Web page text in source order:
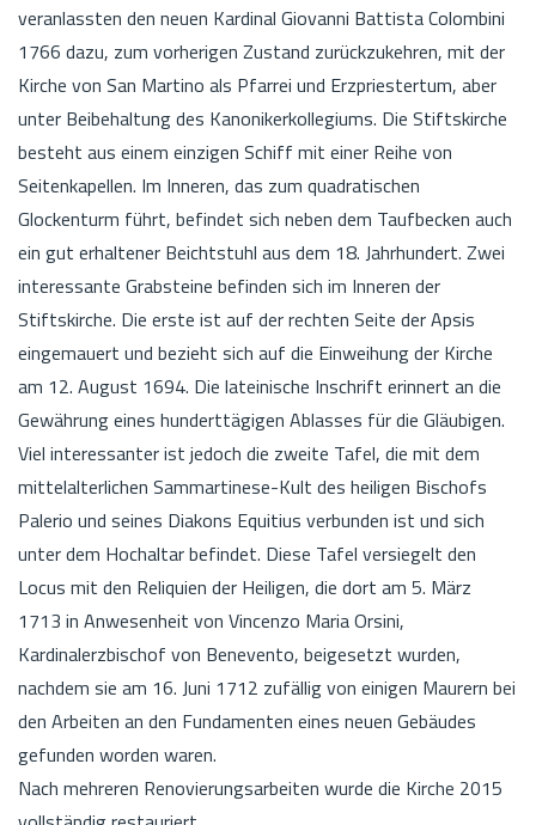
veranlassten den neuen Kardinal Giovanni Battista Colombini
1766 dazu, zum vorherigen Zustand zurückzukehren, mit der
Kirche von San Martino als Pfarrei und Erzpriestertum, aber
unter Beibehaltung des Kanonikerkollegiums. Die Stiftskirche
besteht aus einem einzigen Schiff mit einer Reihe von
Seitenkapellen. Im Inneren, das zum quadratischen
Glockenturm führt, befindet sich neben dem Taufbecken auch
ein gut erhaltener Beichtstuhl aus dem 18. Jahrhundert. Zwei
interessante Grabsteine befinden sich im Inneren der
Stiftskirche. Die erste ist auf der rechten Seite der Apsis
eingemauert und bezieht sich auf die Einweihung der Kirche
am 12. August 1694. Die lateinische Inschrift erinnert an die
Gewährung eines hunderttägigen Ablasses für die Gläubigen.
Viel interessanter ist jedoch die zweite Tafel, die mit dem
mittelalterlichen Sammartinese-Kult des heiligen Bischofs
Palerio und seines Diakons Equitius verbunden ist und sich
unter dem Hochaltar befindet. Diese Tafel versiegelt den
Locus mit den Reliquien der Heiligen, die dort am 5. März
1713 in Anwesenheit von Vincenzo Maria Orsini,
Kardinalerzbischof von Benevento, beigesetzt wurden,
nachdem sie am 16. Juni 1712 zufällig von einigen Maurern bei
den Arbeiten an den Fundamenten eines neuen Gebäudes
gefunden worden waren.
Nach mehreren Renovierungsarbeiten wurde die Kirche 2015